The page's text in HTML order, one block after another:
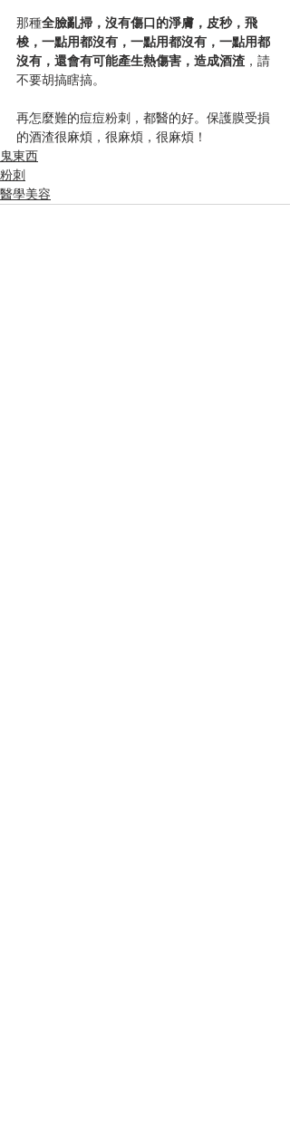
那種全臉亂掃，沒有傷口的淨膚，皮秒，飛
梭，一點用都沒有，一點用都沒有，一點用都
沒有，還會有可能產生熱傷害，造成酒渣 ，請
不要胡搞瞎搞。
再怎麼難的痘痘粉刺，都醫的好。保護膜受損
的酒渣很麻煩，很麻煩，很麻煩！
鬼東西
粉刺
醫學美容